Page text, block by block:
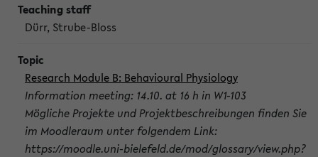
Dürr, Strube-Bloss
Research Module B: Behavioural Physiology
Information meeting: 14.10. at 16 h in W1-103
Mögliche Projekte und Projektbeschreibungen finden Sie
im Moodleraum unter folgendem Link:
https://moodle.uni-bielefeld.de/mod/glossary/view.php?